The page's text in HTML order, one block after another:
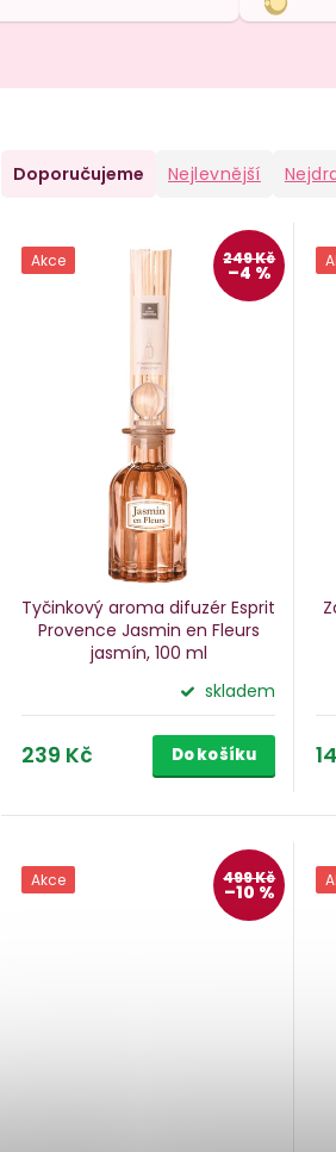
Ř
d
Doporučujeme Nejlevnější
V
ů
Akce 249 Kč
–4 %
Tyčinkový aroma difuzér Esprit
Provence Jasmin en Fleurs
jasmín, 100 ml
skladem
239 Kč Do košíku
Akce 499 Kč
–10 %